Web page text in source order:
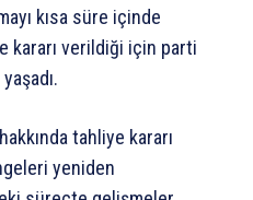
kısa süre içinde
kararı verildiği için parti
tahliye kararı
yeniden